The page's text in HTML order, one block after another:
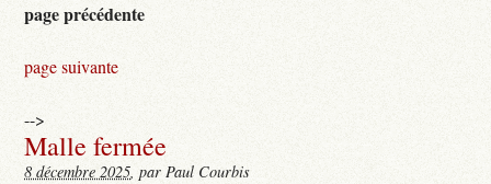
page précédente
page suivante
-->
Malle fermée
8 décembre 2025, par Paul Courbis